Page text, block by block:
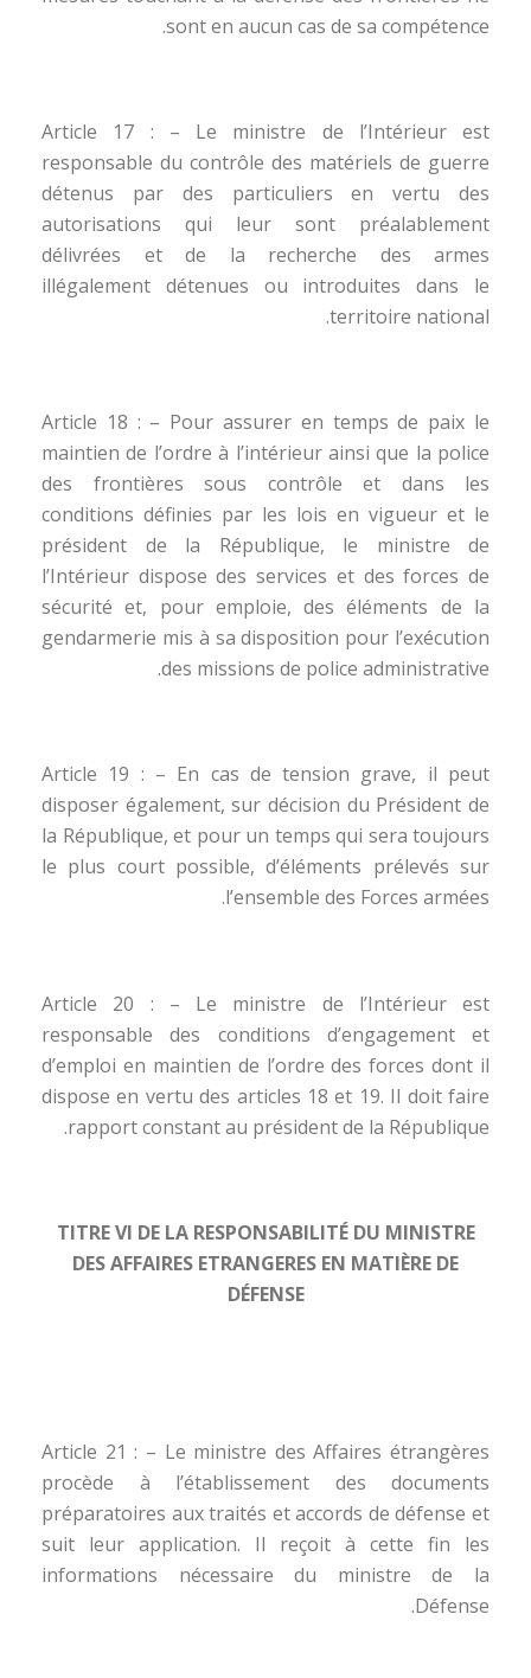
sont en aucun cas de sa compétence.
Article 17 : – Le ministre de l’Intérieur est
responsable du contrôle des matériels de guerre
détenus par des particuliers en vertu des
autorisations qui leur sont préalablement
délivrées et de la recherche des armes
illégalement détenues ou introduites dans le
territoire national.
Article 18 : – Pour assurer en temps de paix le
maintien de l’ordre à l’intérieur ainsi que la police
des frontières sous contrôle et dans les
conditions définies par les lois en vigueur et le
président de la République, le ministre de
l’Intérieur dispose des services et des forces de
sécurité et, pour emploie, des éléments de la
gendarmerie mis à sa disposition pour l’exécution
des missions de police administrative.
Article 19 : – En cas de tension grave, il peut
disposer également, sur décision du Président de
la République, et pour un temps qui sera toujours
le plus court possible, d’éléments prélevés sur
l’ensemble des Forces armées.
Article 20 : – Le ministre de l’Intérieur est
responsable des conditions d’engagement et
d’emploi en maintien de l’ordre des forces dont il
dispose en vertu des articles 18 et 19. Il doit faire
rapport constant au président de la République.
TITRE VI DE LA RESPONSABILITÉ DU MINISTRE
DES AFFAIRES ETRANGERES EN MATIÈRE DE
DÉFENSE
Article 21 : – Le ministre des Affaires étrangères
procède à l’établissement des documents
préparatoires aux traités et accords de défense et
suit leur application. Il reçoit à cette fin les
informations nécessaire du ministre de la
Défense.